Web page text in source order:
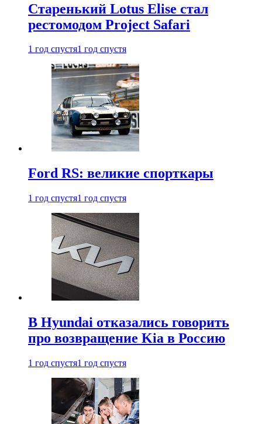
Старенький Lotus Elise стал
рестомодом Project Safari
1 год спустя1 год спустя
Ford RS: великие спорткары
1 год спустя1 год спустя
В Hyundai отказались говорить
про возвращение Kia в Россию
1 год спустя1 год спустя